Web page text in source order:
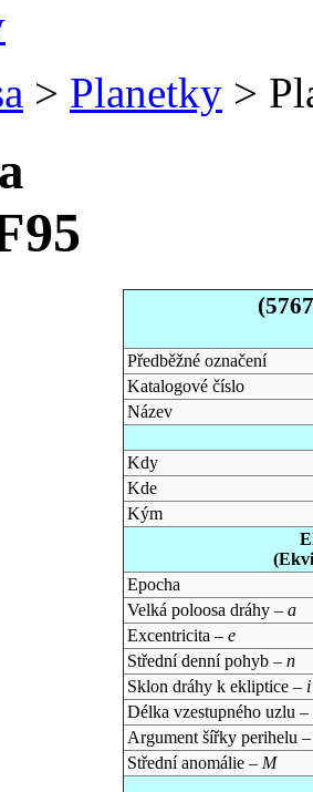
> Planetky >
Předběžné označení
Katalogové číslo
Název
Kdy
Kde
Kým
Epocha
Velká poloosa dráhy – a
Excentricita – e
Střední denní pohyb – n
Sklon dráhy k ekliptice – i
Délka vzestupného uzlu –
Argument šířky perihelu
Střední anomálie – M